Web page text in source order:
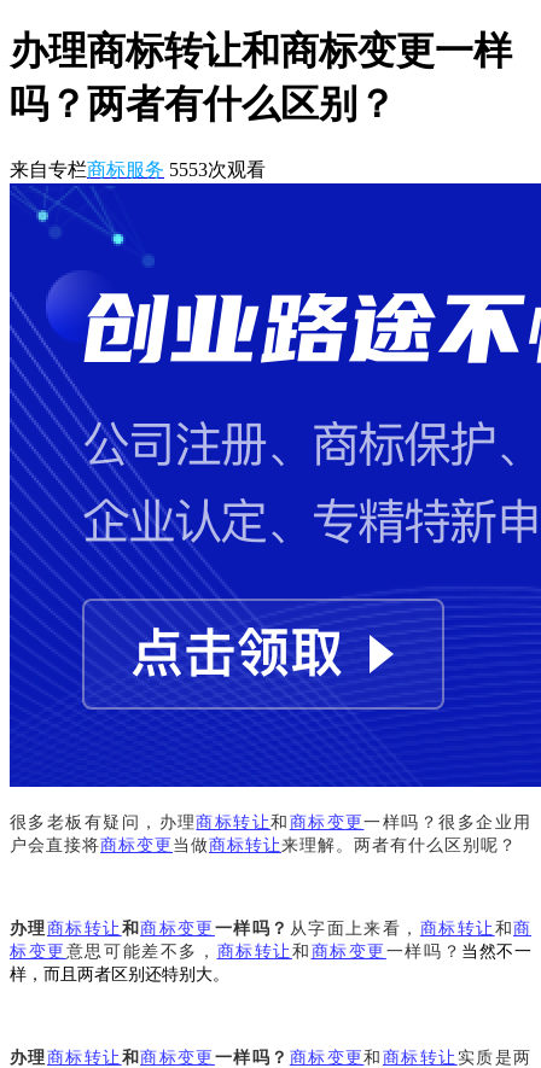
办理商标转让和商标变更一样
吗？两者有什么区别？
来自专栏商标服务 5553次观看
很多老板有疑问，办理商标转让和 商标变更一样吗？很多企业用
户会直接将商标变更 当做商标转让来理解。两者有什么区别呢？
办理商标转让 和商标变更 一样吗？ 从字面上来看， 商标转让 和商
标变更 意思可能差不多， 商标转让 和 商标变更 一样吗？ 当然不一
样，而且两者区别还特别大。
办理商标转让 和商标变更 一样吗？ 商标变更和 商标转让 实质是两